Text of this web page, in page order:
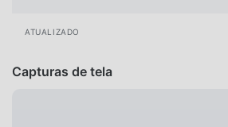
ATUALIZADO
Capturas de tela